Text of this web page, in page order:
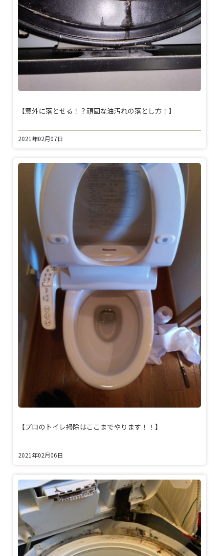
【意外に落とせる！？頑固な油汚れの落とし方！】
2021年02月07日
【プロのトイレ掃除はここまでやります！！】
2021年02月06日